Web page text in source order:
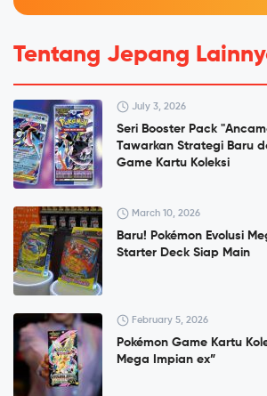
Tentang Jepang
July 3, 2026
Seri Booster Pack
Tawarkan Strategi Baru
Game Kartu Koleksi
March 10, 2026
Baru! Pokémon Evolusi
Starter Deck Siap Main
February 5, 2026
Pokémon Game Kartu
Mega Impian ex”